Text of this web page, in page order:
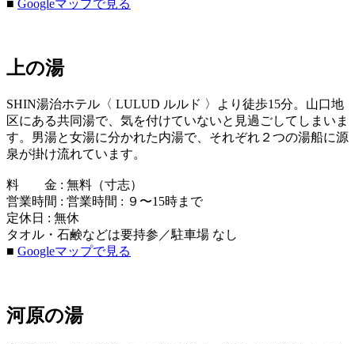
■ Googleマップで見る
上の湯
SHIN湯治ホテル〈 LULUD ルルド 〉より徒歩15分。山口地
区にある共同湯で、気を付けていないと見過ごしてしまいま
す。男湯と女湯に分かれた内湯で、それぞれ２つの湯船に源
泉が掛け流れています。
料 金 : 無料（寸志）
営業時間 : 営業時間 : ９〜15時まで
定休日 : 無休
タオル・石鹸などは要持参／駐車場 なし
■ Googleマップで見る
河原の湯